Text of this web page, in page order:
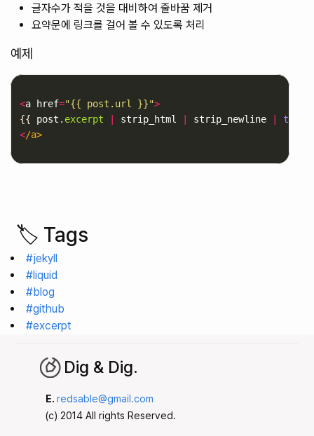
글자수가 적을 것을 대비하여 줄바꿈 제거
요약문에 링크를 걸어 볼 수 있도록 처리
예제
<a href="{{ post.url }}">
{{
post . excerpt strip_html strip_newline
</a>
🏷️ Tags
#jekyll
#liquid
#blog
#github
#excerpt
Dig & Dig.
E. redsable@gmail.com
(c) 2014 All rights Reserved.